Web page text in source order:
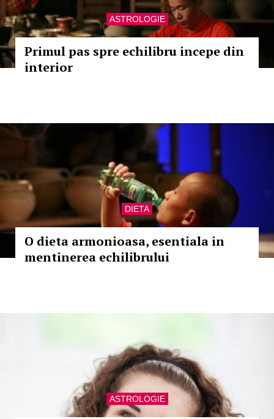
ASTROLOGIE
Primul pas spre echilibru incepe din
interior
DIETA
O dieta armonioasa, esentiala in
mentinerea echilibrului
ASTROLOGIE